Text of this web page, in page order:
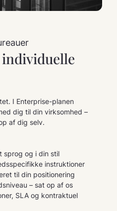
I Enterprise-planen
dig til din virksomhed –
af dig selv.
sprog og i din stil
instruktioner
til din positionering
– sat op af os
SLA og kontraktuel